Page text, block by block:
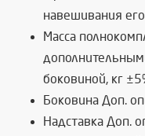
навешивания
Масса
боковиной, кг
Боковина Доп.
Надставка Доп.